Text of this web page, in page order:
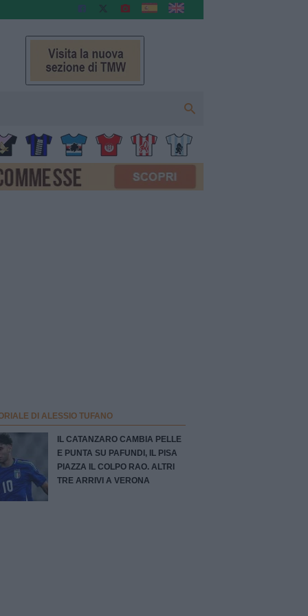
DI ALESSIO TUFANO
IL CATANZARO CAMBIA PELLE
E PUNTA SU PAFUNDI, IL PISA
PIAZZA IL COLPO RAO. ALTRI
TRE ARRIVI A VERONA